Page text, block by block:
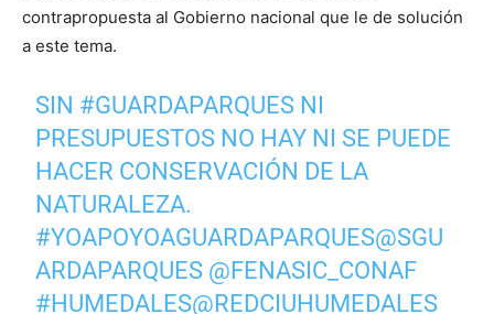
contrapropuesta al Gobierno nacional que le de solución
a este tema.
SIN #GUARDAPARQUES NI
PRESUPUESTOS NO HAY NI SE PUEDE
HACER CONSERVACIÓN DE LA
NATURALEZA.
#YOAPOYOAGUARDAPARQUES@SGU
ARDAPARQUES @FENASIC_CONAF
#HUMEDALES@REDCIUHUMEDALES